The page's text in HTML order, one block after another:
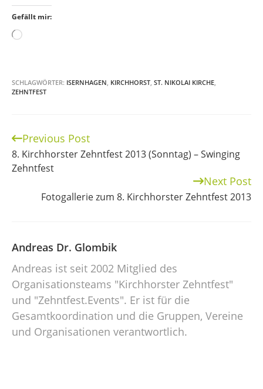
Gefällt mir:
Wird
SCHLAGWÖRTER: ISERNHAGEN, KIRCHHORST, ST. NIKOLAI KIRCHE,
ZEHNTFEST
Continue
Reading
Previous Post
8. Kirchhorster Zehntfest 2013 (Sonntag) – Swinging
Zehntfest
Next Post
Fotogallerie zum 8. Kirchhorster Zehntfest 2013
Andreas Dr. Glombik
Andreas ist seit 2002 Mitglied des
Organisationsteams "Kirchhorster Zehntfest"
und "Zehntfest.Events". Er ist für die
Gesamtkoordination und die Gruppen, Vereine
und Organisationen verantwortlich.